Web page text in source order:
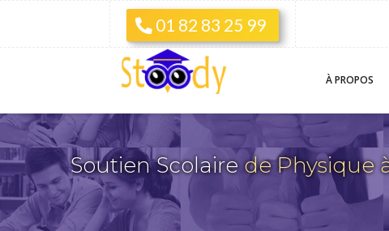
01 82 83 25 99
À PROPOS
Soutien Scolairede Physique